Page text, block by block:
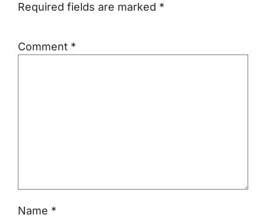
Required fields are marked *
Comment *
Name *